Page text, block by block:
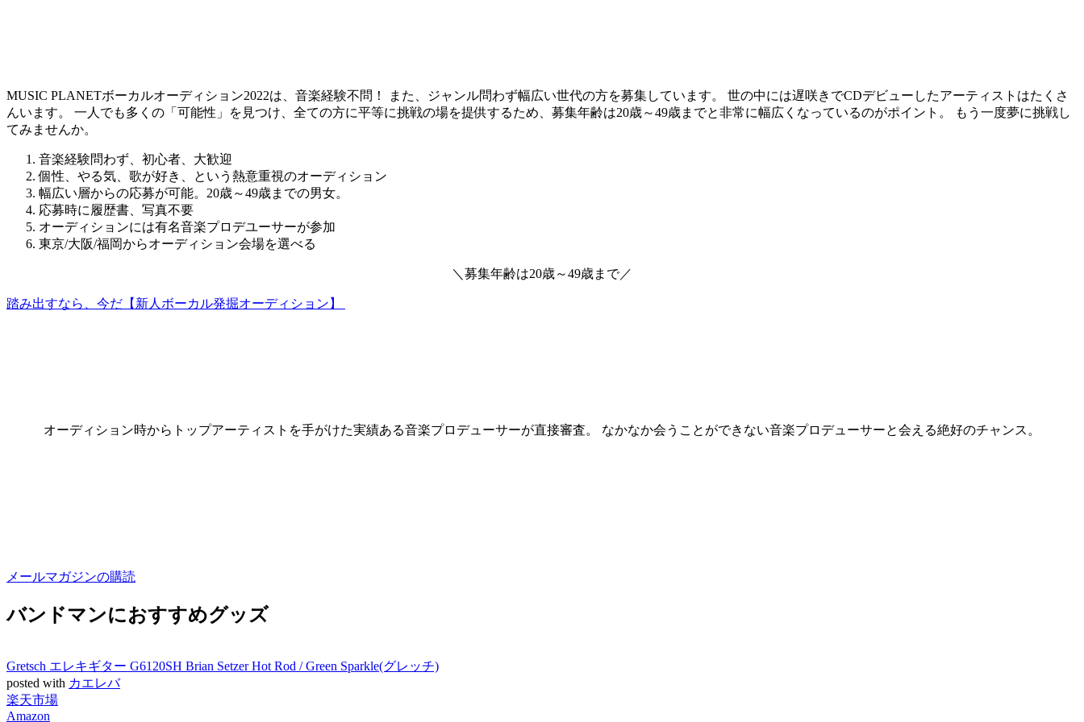
MUSIC PLANETボーカルオーディション2022は、音楽経験不問！ また、ジャンル問わず幅広い世代の方を募集しています。 世の中には遅咲きでCDデビューしたアーティストはたくさ
んいます。 一人でも多くの「可能性」を見つけ、全ての方に平等に挑戦の場を提供するため、募集年齢は20歳～49歳までと非常に幅広くなっているのがポイント。
もう一度夢に挑戦し
てみませんか。
音楽経験問わず、初心者、大歓迎
個性、やる気、歌が好き、という熱意重視のオーディション
幅広い層からの応募が可能。20歳～49歳までの男女。
応募時に履歴書、写真不要
オーディションには有名音楽プロデユーサーが参加
東京/大阪/福岡からオーディション会場を選べる
＼ 募集年齢は20歳～49歳まで／
踏み出すなら、今だ【新人ボーカル発掘オーディション】
オーディション時からトップアーティストを手がけた実績ある音楽プロデューサーが直接審査。 なかなか会うことができない音楽プロデューサーと会える絶好のチャンス。
メールマガジンの購読
バンドマンにおすすめグッズ
Gretsch エレキギター G6120SH Brian Setzer Hot Rod / Green Sparkle(グレッチ)
posted with カエレバ
楽天市場
Amazon